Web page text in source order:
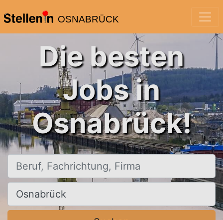
OSNABRÜCK
Die besten
Jobs in
Osnabrück!
Beruf, Fachrichtung, Firma
Ort, Stadt